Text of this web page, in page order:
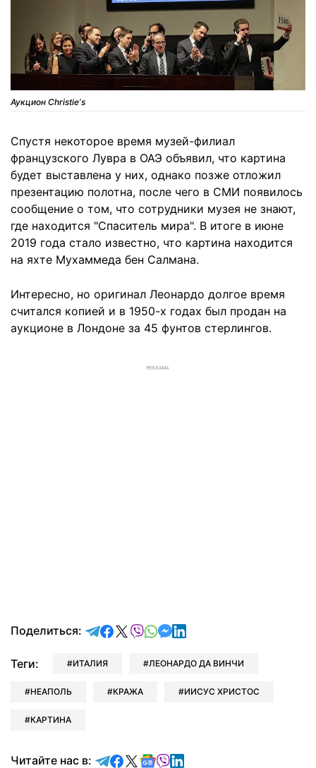
Аукцион Christieʼs
Спустя некоторое время музей-филиал
французского Лувра в ОАЭ объявил, что картина
будет выставлена у них, однако позже отложил
презентацию полотна, после чего в СМИ появилось
сообщение о том, что сотрудники музея не знают,
где находится "Спаситель мира". В итоге в июне
2019 года стало известно, что картина находится
на яхте Мухаммеда бен Салмана.
Интересно, но оригинал Леонардо долгое время
считался копией и в 1950-х годах был продан на
аукционе в Лондоне за 45 фунтов стерлингов.
РЕКЛАМА
Поделиться: отправить в Telegram
поделиться в Facebook
поделиться в X
отправить в Viber
отправить в Whatsapp
отправить в Messenger
отправить в LinkedIn
Теги: ИТАЛИЯ ЛЕОНАРДО ДА ВИНЧИ
НЕАПОЛЬ КРАЖА ИИСУС ХРИСТОС
КАРТИНА
Читайте нас в: Читайте в Telegram
Читайте в Facebook
Читайте в X
Читайте в Google news
Читайте в Viber
Читайте в LinkedIn